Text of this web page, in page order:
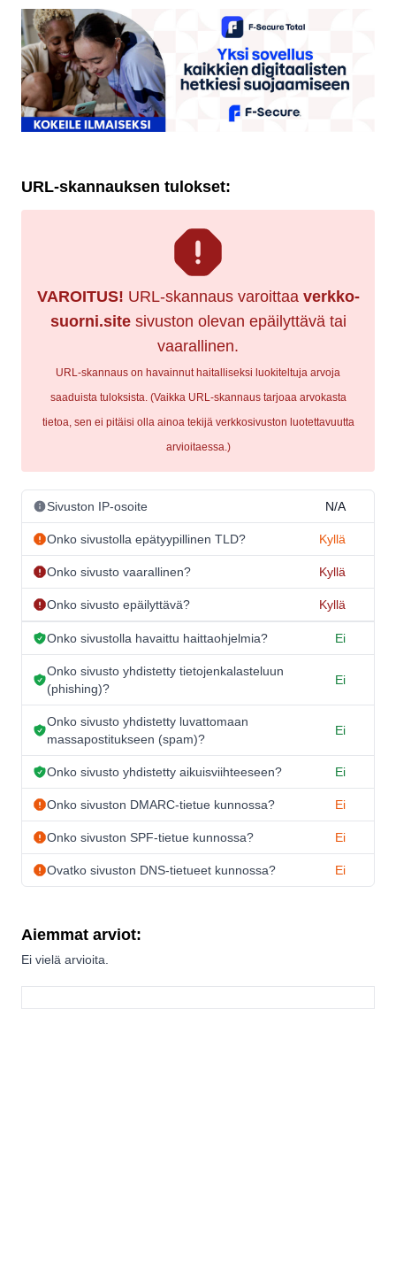
URL-skannauksen tulokset:
VAROITUS! URL-skannaus varoittaa verkko-
suorni.sitesivuston olevan epäilyttävä tai
vaarallinen.
URL-skannaus on havainnut haitalliseksi luokiteltuja arvoja
saaduista tuloksista. (Vaikka URL-skannaus tarjoaa arvokasta
tietoa, sen ei pitäisi olla ainoa tekijä verkkosivuston luotettavuutta
arvioitaessa.)
Sivuston IP-osoite N/A
Onko sivustolla epätyypillinen TLD? Kyllä
Onko sivusto vaarallinen? Kyllä
Onko sivusto epäilyttävä? Kyllä
Onko sivustolla havaittu haittaohjelmia? Ei
Onko sivusto yhdistetty tietojenkalasteluun
(phishing)?
Ei
Onko sivusto yhdistetty luvattomaan
massapostitukseen (spam)?
Ei
Onko sivusto yhdistetty aikuisviihteeseen? Ei
Onko sivuston DMARC-tietue kunnossa? Ei
Onko sivuston SPF-tietue kunnossa? Ei
Ovatko sivuston DNS-tietueet kunnossa? Ei
Aiemmat arviot:
Ei vielä arvioita.